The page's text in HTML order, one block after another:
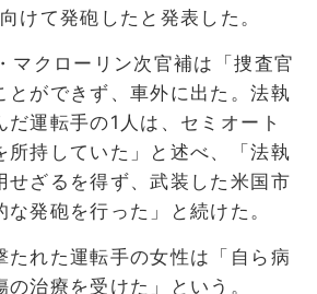
けて発砲したと発表した。
マクローリン次官補は「捜査官
とができず、車外に出た。法執
だ運転手の1人は、セミオート
所持していた」と述べ、「法執
せざるを得ず、武装した米国市
発砲を行った」と続けた。
たれた運転手の女性は「自ら病
治療を受けた」という。